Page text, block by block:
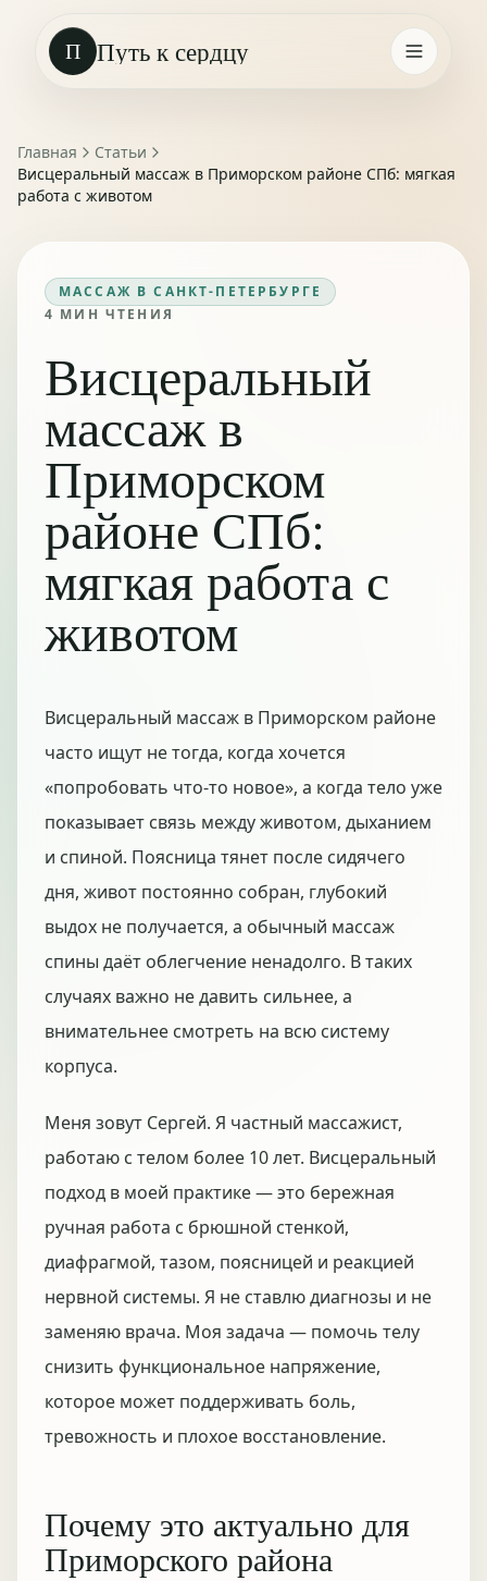
П Путь к сердцу
Главная
Статьи
Висцеральный массаж в Приморском районе СПб: мягкая
работа с животом
МАССАЖ В САНКТ-ПЕТЕРБУРГЕ
4 МИН ЧТЕНИЯ
Висцеральный
массаж в
Приморском
районе СПб:
мягкая работа с
животом
Висцеральный массаж в Приморском районе
часто ищут не тогда, когда хочется
«попробовать что-то новое», а когда тело уже
показывает связь между животом, дыханием
и спиной. Поясница тянет после сидячего
дня, живот постоянно собран, глубокий
выдох не получается, а обычный массаж
спины даёт облегчение ненадолго. В таких
случаях важно не давить сильнее, а
внимательнее смотреть на всю систему
корпуса.
Меня зовут Сергей. Я частный массажист,
работаю с телом более 10 лет. Висцеральный
подход в моей практике — это бережная
ручная работа с брюшной стенкой,
диафрагмой, тазом, поясницей и реакцией
нервной системы. Я не ставлю диагнозы и не
заменяю врача. Моя задача — помочь телу
снизить функциональное напряжение,
которое может поддерживать боль,
тревожность и плохое восстановление.
Почему это актуально для
Приморского района